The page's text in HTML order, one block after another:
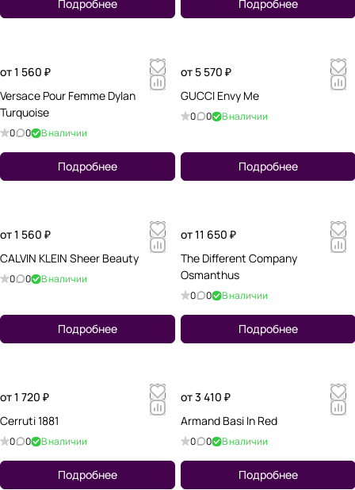
Подробнее Подробнее
от 1 560 ₽
Versace Pour Femme Dylan
Turquoise
0 0 В наличии
Подробнее
от 5 570 ₽
GUCCI Envy Me
0 0 В наличии
Подробнее
от 1 560 ₽
CALVIN KLEIN Sheer Beauty
0 0 В наличии
Подробнее
от 11 650 ₽
The Different Company
Osmanthus
0 0 В наличии
Подробнее
от 1 720 ₽
Cerruti 1881
0 0 В наличии
Подробнее
от 3 410 ₽
Armand Basi In Red
0 0 В наличии
Подробнее